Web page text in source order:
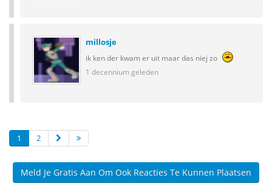
millosje
ik ken der kwam er uit maar das niej zo
1 decennium geleden
1 2
Meld Je Gratis Aan Om Ook Reacties Te Kunnen Plaatsen